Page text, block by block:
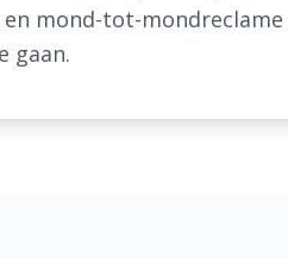
mond-tot-
gaan.